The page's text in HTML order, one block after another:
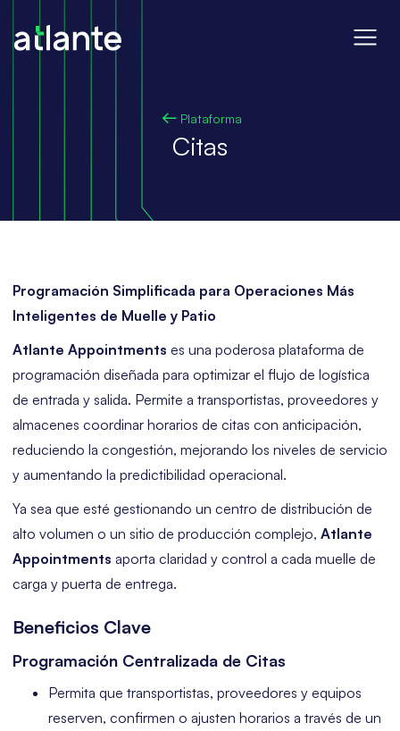
Plataforma
Citas
Programación Simplificada para Operaciones Más
Inteligentes de Muelle y Patio
Atlante Appointments es una poderosa plataforma de
programación diseñada para optimizar el flujo de logística
de entrada y salida. Permite a transportistas, proveedores y
almacenes coordinar horarios de citas con anticipación,
reduciendo la congestión, mejorando los niveles de servicio
y aumentando la predictibilidad operacional.
Ya sea que esté gestionando un centro de distribución de
alto volumen o un sitio de producción complejo, Atlante
Appointments aporta claridad y control a cada muelle de
carga y puerta de entrega.
Beneficios Clave
Programación Centralizada de Citas
Permita que transportistas, proveedores y equipos
reserven, confirmen o ajusten horarios a través de un